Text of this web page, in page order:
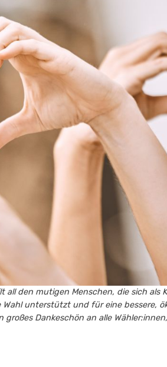
all den mutigen Menschen, die sich
unterstützt und für eine bessere,
großes Dankeschön an alle